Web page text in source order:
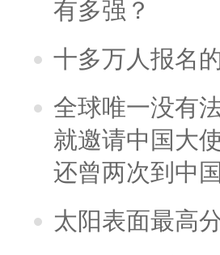
有多强？
十多万人报名
全球唯一没有
就邀请中国大
还曾两次到中
太阳表面最高